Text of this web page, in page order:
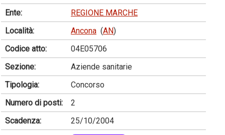
Ente:
REGIONE MARCHE
Località:
Ancona (AN)
Codice atto:
04E05706
Sezione:
Aziende sanitarie
Tipologia:
Concorso
Numero di posti:
2
Scadenza:
25/10/2004